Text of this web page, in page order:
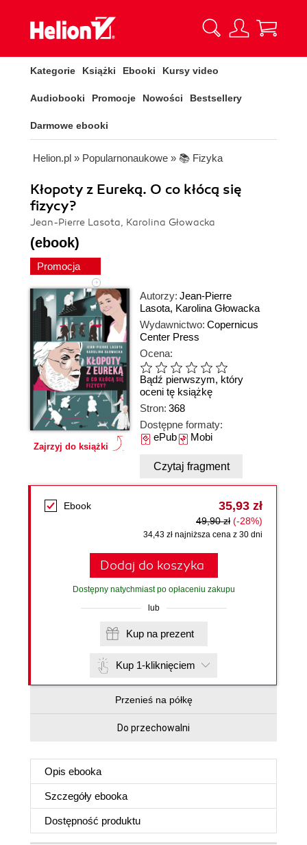
Kategorie Książki Ebooki Kursy video
Audiobooki Promocje Nowości Bestsellery
Darmowe ebooki
Helion.pl » Popularnonaukowe » 📚 Fizyka
Kłopoty z Eureką. O co kłócą się
fizycy?
Jean-Pierre Lasota, Karolina Głowacka
(ebook)
Promocja
Zajrzyj do książki
Autorzy: Jean-Pierre
Lasota, Karolina Głowacka
Wydawnictwo: Copernicus
Center Press
Ocena:
Bądź pierwszym, który
oceni tę książkę
Stron: 368
Dostępne formaty:
ePubMobi
Czytaj fragment
Ebook 35,93 zł
49,90 zł (-28%)
34,43 zł najniższa cena z 30 dni
Dodaj do koszyka
Dostępny natychmiast po opłaceniu zakupu
lub
Kup na prezent
Kup 1-kliknięciem
Przenieś na półkę
Do przechowalni
Opis ebooka
Szczegóły ebooka
Dostępność produktu